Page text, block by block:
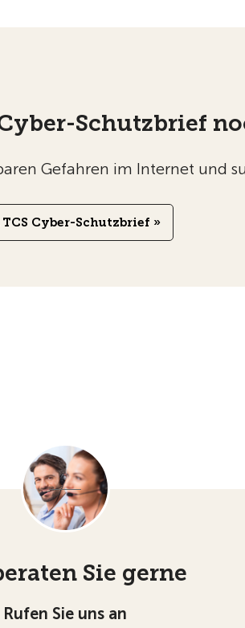
Schutzbrief
Gefahren im Internet und
TCS Cyber-Schutzbrief »
Sie gerne
Rufen Sie uns an